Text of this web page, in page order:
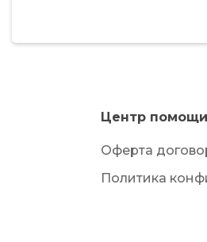
Центр помощи
Оферта
Политика